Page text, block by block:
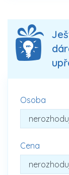
Osoba
Cena